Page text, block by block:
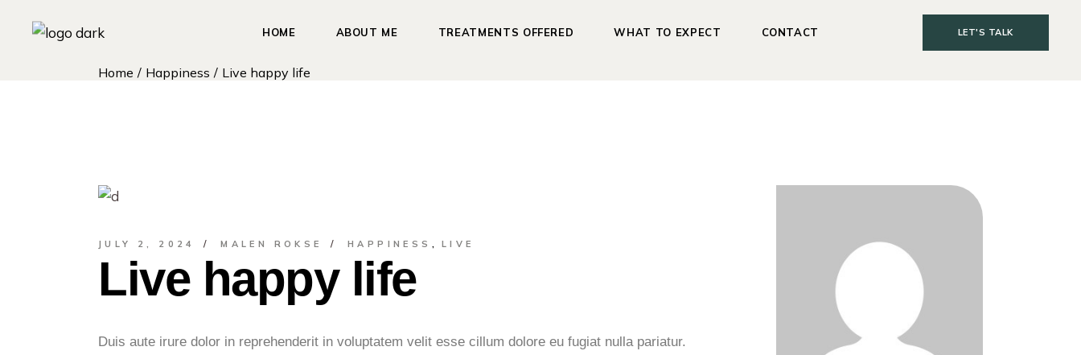
HOME ABOUT ME TREATMENTS OFFERED WHAT TO EXPECT CONTACT LET'S TALK
Home Happiness Live happy life
JULY 2, 2024 MALEN ROKSE HAPPINESS LIVE
Live happy life
Duis aute irure dolor in reprehenderit in voluptatem velit esse cillum dolore eu fugiat nulla pariatur.